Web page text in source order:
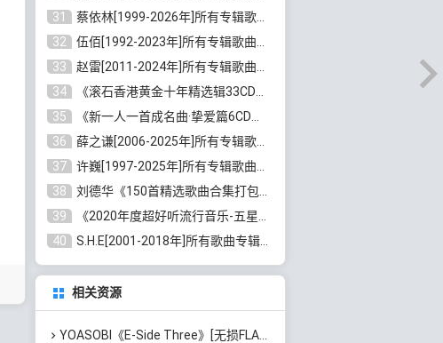
31
蔡依林[1999-2026年]所有专辑歌曲合集[无损FLAC/MP3/23.32GB]百度云网盘下载
32
伍佰[1992-2023年]所有专辑歌曲合集[高品质MP3/320K/3.92GB]百度云网盘下载
33
赵雷[2011-2024年]所有专辑歌曲打包[无损FLAC/MP3/2.64GB]百度云网盘下载
34
《滚石香港黄金十年精选辑33CD》[无损APE/WAV分轨/13.6GB]百度云网盘下载
35
《新一人一首成名曲·挚爱篇6CD》[无损MP3/DTS/WAV分轨/4.43GB]百度云网盘下载
36
薛之谦[2006-2025年]所有专辑歌曲合集[无损FLAC/MP3/5.20GB]百度云网盘下载
37
许巍[1997-2025年]所有专辑歌曲合集打包[无损FLAC/MP3/7.48GB]百度云网盘下载
38
刘德华《150首精选歌曲合集打包》[无损FLAC/MP3/5.26GB]百度云网盘下载
39
《2020年度超好听流行音乐-五星珍藏版10CD》[无损WAV/MP3/6.77GB]百度云网盘下载
40
S.H.E[2001-2018年]所有歌曲专辑打包[无损FLAC/MP3/16.05GB]百度云网盘下载
相关资源
YOASOBI《E-Side Three》[无损FLAC/MP3/680MB]百度云网盘下载